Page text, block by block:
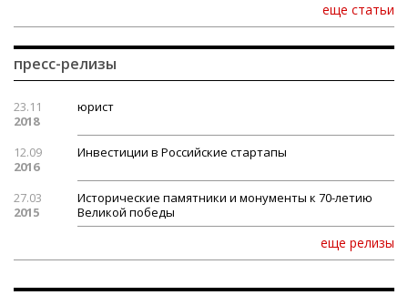
еще статьи
пресс-релизы
23.11
2018
юрист
12.09
2016
Инвестиции в Российские стартапы
27.03
2015
Исторические памятники и монументы к 70-летию
Великой победы
еще релизы